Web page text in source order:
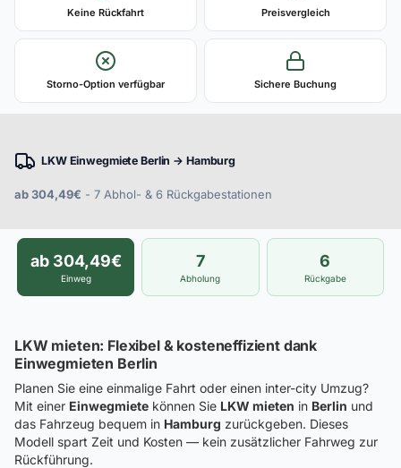
Keine Rückfahrt Preisvergleich
Storno-Option verfügbar Sichere Buchung
LKW Einwegmiete Berlin → Hamburg
ab 304,49€ - 7 Abhol- & 6 Rückgabestationen
ab 304,49€
Einweg
7
Abholung
6
Rückgabe
LKW mieten: Flexibel & kosteneffizient dank
Einwegmieten Berlin
Planen Sie eine einmalige Fahrt oder einen inter-city Umzug?
Mit einer Einwegmiete können Sie LKW mieten in Berlin und
das Fahrzeug bequem in Hamburg zurückgeben. Dieses
Modell spart Zeit und Kosten — kein zusätzlicher Fahrweg zur
Rückführung.